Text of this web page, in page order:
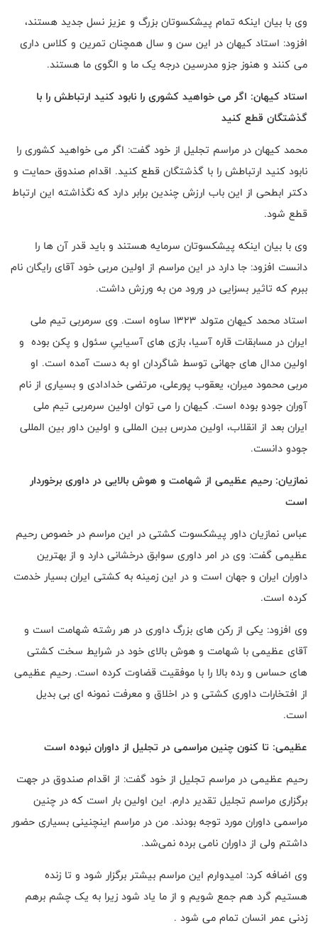
وی با بیان اینکه تمام پیشکسوتان بزرگ و عزیز نسل جدید هستند،
افزود: استاد کیهان در این سن و سال همچنان تمرین و کلاس داری
می کنند و هنوز جزو مدرسین درجه یک ما و الگوی ما هستند.
استاد کیهان: اگر می خواهید کشوری را نابود کنید ارتباطش را با
گذشتگان قطع کنید
محمد کیهان در مراسم تجلیل از خود گفت: اگر می خواهید کشوری را
نابود کنید ارتباطش را با گذشتگان قطع کنید. اقدام صندوق حمایت و
دکتر ابطحی از این باب ارزش چندین برابر دارد که نگذاشته این ارتباط
قطع شود.
وی با بیان اینکه پیشکسوتان سرمایه هستند و باید قدر آن ها را
دانست افزود: جا دارد در این مراسم از اولین مربی خود آقای رایگان نام
ببرم که تاثیر بسزایی در ورود من به ورزش داشت.
استاد محمد کیهان متولد ۱۳۲۳ ساوه است. وی سرمربی تیم ملی
ایران در مسابقات قاره آسیا، بازی های آسیاییِ سئول و پکن بوده و
اولین مدال های جهانی توسط شاگردان او به دست آمده است. او
مربی محمود میران، یعقوب پورعلی، مرتضی خدادادی و بسیاری از نام
آوران جودو بوده است. کیهان را می توان اولین سرمربی تیم ملی
ایران بعد از انقلاب، اولین مدرس بین المللی و اولین داور بین المللی
جودو دانست.
نمازیان: رحیم عظیمی از شهامت و هوش بالایی در داوری برخوردار
است
عباس نمازیان داور پیشکسوت کشتی در این مراسم در خصوص رحیم
عظیمی گفت: وی در امر داوری سوابق درخشانی دارد و از بهترین
داوران ایران و جهان است و در این زمینه به کشتی ایران بسیار خدمت
کرده است.
وی افزود: یکی از رکن های بزرگ داوری در هر رشته شهامت است و
آقای عظیمی با شهامت و هوش بالای خود در شرایط سخت کشتی
های حساس و رده بالا را با موفقیت قضاوت کرده است. رحیم عظیمی
از افتخارات داوری کشتی و در اخلاق و معرفت نمونه ای بی بدیل
است.
عظیمی: تا کنون چنین مراسمی در تجلیل از داوران نبوده است
رحیم عظیمی در مراسم تجلیل از خود گفت: از اقدام صندوق در جهت
برگزاری مراسم تجلیل تقدیر دارم. این اولین بار است که در چنین
مراسمی داوران مورد توجه بودند. من در مراسم اینچنینی بسیاری حضور
داشتم ولی از داوران نامی برده نمی‌شد.
وی اضافه کرد: امیدوارم این مراسم بیشتر برگزار شود و تا زنده
هستیم گرد هم جمع شویم و از ما یاد شود زیرا به یک چشم برهم
زدنی عمر انسان تمام می شود .